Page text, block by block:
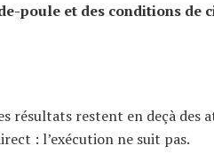
poule et des conditions de
résultats restent en deçà des
: l’exécution ne suit pas.